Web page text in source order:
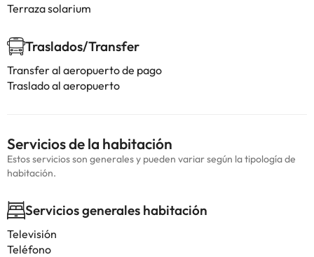
Terraza solarium
Traslados/Transfer
Transfer al aeropuerto de pago
Traslado al aeropuerto
Servicios de la habitación
Estos servicios son generales y pueden variar según la tipología de
habitación.
Servicios generales habitación
Televisión
Teléfono